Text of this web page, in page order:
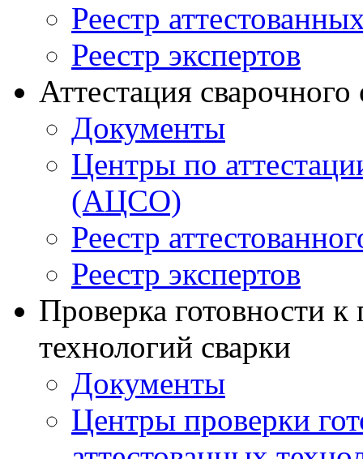
Реестр
Реестр экспертов
Аттестация
Документы
Центры по
(АЦСО)
Реестр
Реестр экспертов
Проверка готовности
технологий сварки
Документы
Центры проверки